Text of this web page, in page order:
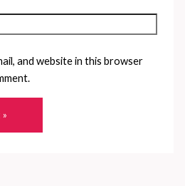
and website in this browser